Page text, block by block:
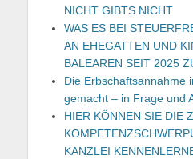
NICHT GIBTS NICHT
WAS ES BEI
AN EHEGATTEN UND
BALEAREN SEIT 2025
Die Erbschaftsannahme
gemacht – in Frage und
HIER KÖNNEN SIE DIE
KANZLEI